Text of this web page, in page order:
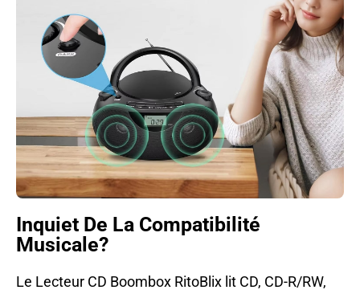
Inquiet De La Compatibilité
Musicale?
Le Lecteur CD Boombox RitoBlix lit CD, CD-R/RW,